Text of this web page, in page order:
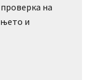
на
и